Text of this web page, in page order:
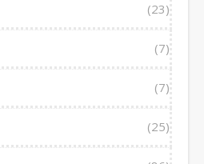
(23)
(7)
(7)
(25)